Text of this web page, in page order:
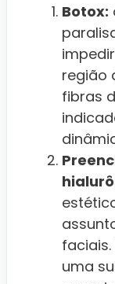
Botox:
região
fibras
uma